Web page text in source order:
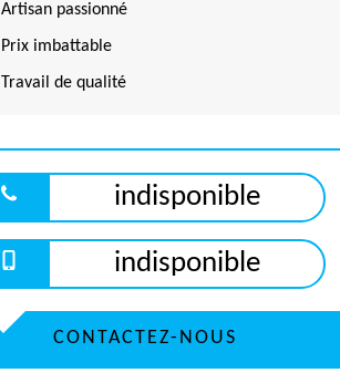
Artisan passionné
Prix imbattable
Travail de qualité
indisponible
indisponible
CONTACTEZ-NOUS